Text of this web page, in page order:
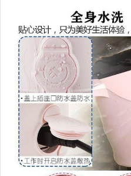
家電與影音視聽